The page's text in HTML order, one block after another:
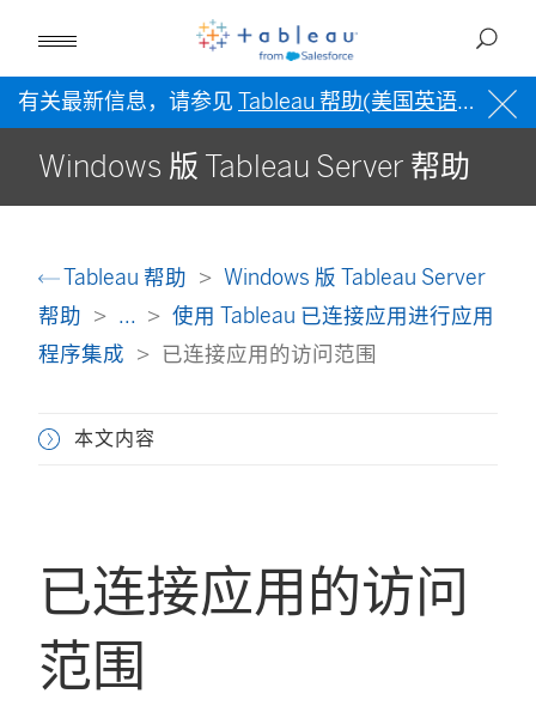
有关最新信息，请参见 Tableau 帮助(美国英语) 。
Windows 版 Tableau Server 帮助
Tableau 帮助
Windows 版 Tableau Server
帮助
...
使用 Tableau 已连接应用进行应用
程序集成
已连接应用的访问范围
本文内容
已连接应用的访问
范围